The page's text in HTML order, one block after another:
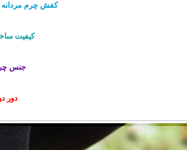
کفش چرم مردانه Gucci مدل Premium
کیفیت
جنس
دور